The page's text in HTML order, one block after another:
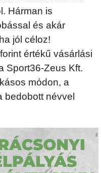
Hárman is
és akár
jól céloz!
értékű vásárlási
Sport36-Zeus Kft.
módon, a
bedobott névvel